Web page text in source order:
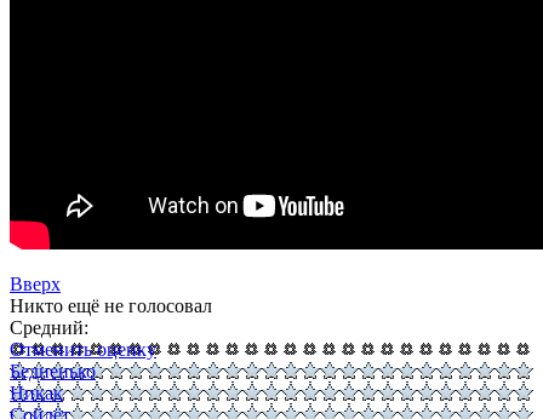
Вверх
Никто ещё не голосовал
Средний:
Отменить оценку
Бедненько
Никак